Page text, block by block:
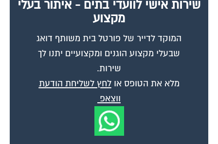
מקצוע
המוקד לדייר של פורטל בית משותף דואג
שבעלי מקצוע הוגנים ומקצועיים יתנו לך
שירות.
מלא את הטופס אולחץ לשליחת הודעת
ווצאפ